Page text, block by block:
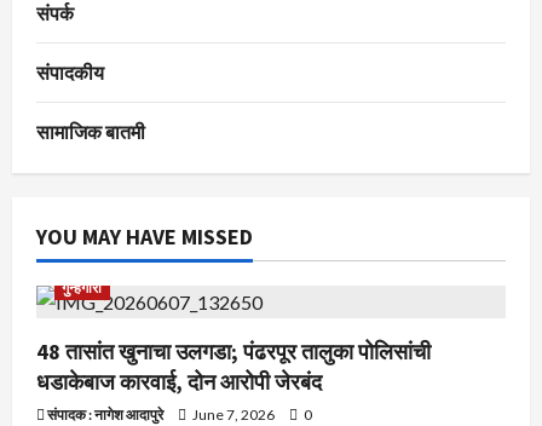
संपर्क
संपादकीय
सामाजिक बातमी
YOU MAY HAVE MISSED
गुन्हेगारी
48 तासांत खुनाचा उलगडा; पंढरपूर तालुका पोलिसांची
धडाकेबाज कारवाई, दोन आरोपी जेरबंद
संपादक : नागेश आदापुरे June 7, 2026 0